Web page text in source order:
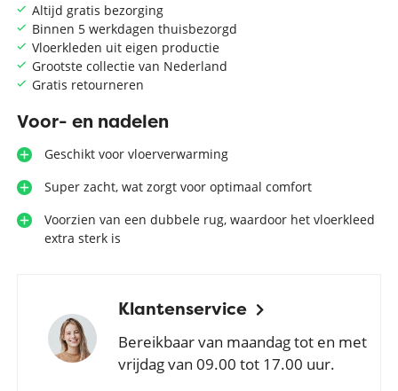
Altijd gratis bezorging
Binnen 5 werkdagen thuisbezorgd
Vloerkleden uit eigen productie
Grootste collectie van Nederland
Gratis retourneren
Voor- en nadelen
Geschikt voor vloerverwarming
Super zacht, wat zorgt voor optimaal comfort
Voorzien van een dubbele rug, waardoor het vloerkleed
extra sterk is
Klantenservice
Bereikbaar van maandag tot en met
vrijdag van 09.00 tot 17.00 uur.